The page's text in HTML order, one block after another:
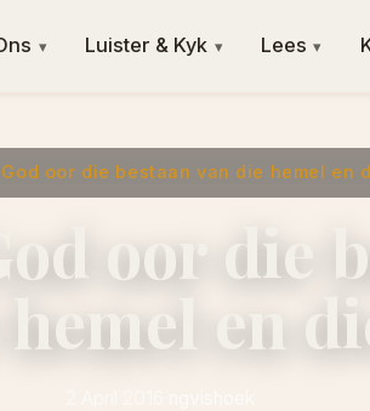
▾ Luister & Kyk ▾ Lees ▾
oor die bestaan van die hemel en
oor die
hemel en